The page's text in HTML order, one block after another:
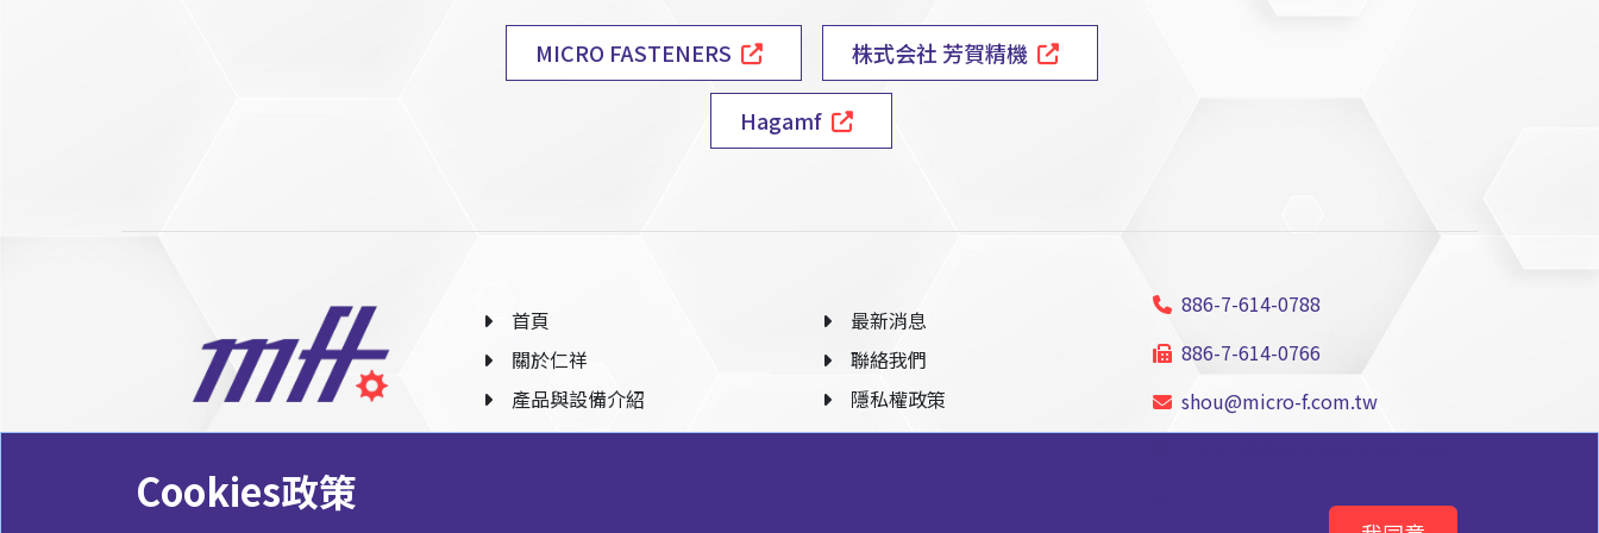
Cookies政策
MICRO FASTENERS 株式会社 芳賀精機
Hagamf
首頁
關於仁祥
產品與設備介紹
最新消息
聯絡我們
隱私權政策
886-7-614-0788
886-7-614-0766
shou@micro-f.com.tw